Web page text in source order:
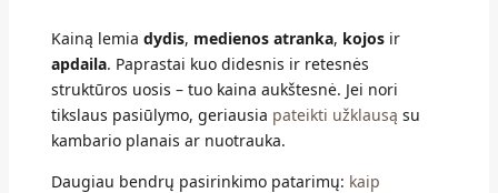
Kainą lemia dydis, medienos atranka, kojosir
apdaila. Paprastai kuo didesnis ir retesnės
struktūros uosis – tuo kaina aukštesnė. Jei nori
tikslaus pasiūlymo, geriausia pateikti užklausą su
kambario planais ar nuotrauka.
Daugiau bendrų pasirinkimo patarimų: kaip